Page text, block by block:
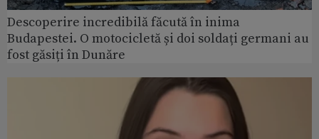
Descoperire incredibilă făcută în inima
Budapestei. O motocicletă și doi soldați germani au
fost găsiți în Dunăre